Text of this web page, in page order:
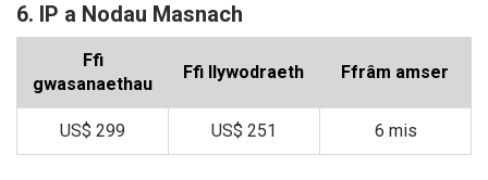
6. IP a Nodau Masnach
Ffi
gwasanaethau
Ffi llywodraeth Ffrâm amser
US$ 299 US$ 251 6 mis